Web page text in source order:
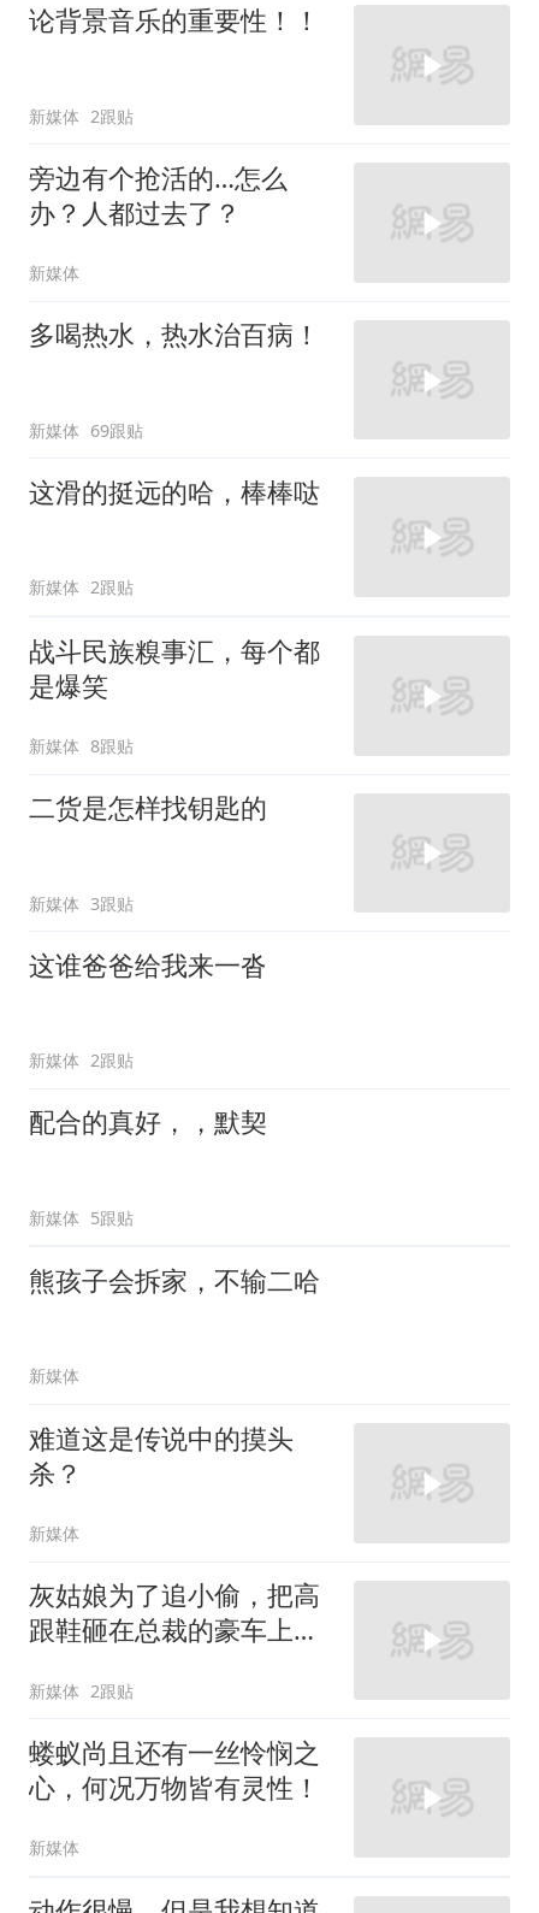
论背景音乐的重要性！！
新媒体 2跟贴
旁边有个抢活的…怎么
办？人都过去了？
新媒体
多喝热水，热水治百病！
新媒体 69跟贴
这滑的挺远的哈，棒棒哒
新媒体 2跟贴
战斗民族糗事汇，每个都
是爆笑
新媒体 8跟贴
二货是怎样找钥匙的
新媒体 3跟贴
这谁爸爸给我来一沓
新媒体 2跟贴
配合的真好，，默契
新媒体 5跟贴
熊孩子会拆家，不输二哈
新媒体
难道这是传说中的摸头
杀？
新媒体
灰姑娘为了追小偷，把高
跟鞋砸在总裁的豪车上，
新媒体 2跟贴
蝼蚁尚且还有一丝怜悯之
心，何况万物皆有灵性！
新媒体